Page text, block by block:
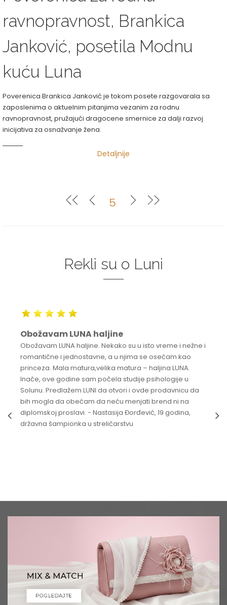
ravnopravnost, Brankica
Janković, posetila Modnu
kuću Luna
Poverenica Brankica Janković je tokom posete razgovarala sa
zaposlenima o aktuelnim pitanjima vezanim za rodnu
ravnopravnost, pružajući dragocene smernice za dalji razvoj
inicijativa za osnažvanje žena.
Detaljnije
5
Rekli su o Luni
Obožavam LUNA haljine
Obožavam LUNA haljine. Nekako su u isto vreme i nežne i
romantične i jednostavne, a u njima se osećam kao
princeza. Mala matura,velika matura – haljina LUNA.
Inače, ove godine sam počela studije psihologije u
Solunu. Predlažem LUNI da otvori i ovde prodavnicu da
bih mogla da obećam da neću menjati brend ni na
diplomskoj proslavi. - Nastasija Đorđević, 19 godina,
državna šampionka u streličarstvu